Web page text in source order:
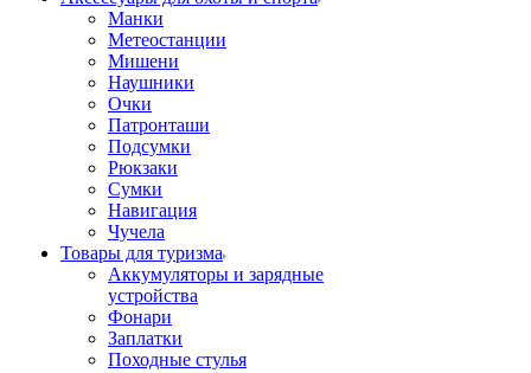
Манки
Метеостанции
Мишени
Наушники
Очки
Патронташи
Подсумки
Рюкзаки
Сумки
Навигация
Чучела
Товары для туризма
Аккумуляторы и зарядные
устройства
Фонари
Заплатки
Походные стулья